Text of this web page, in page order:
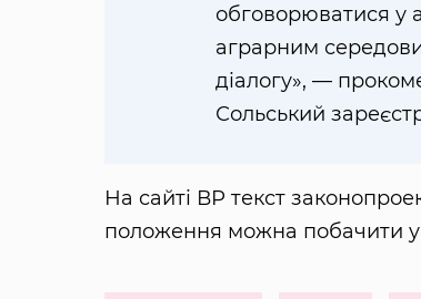
обговорюватися у
аграрним
діалогу», —
Сольський
На сайті ВР текст
положення можна побачити у